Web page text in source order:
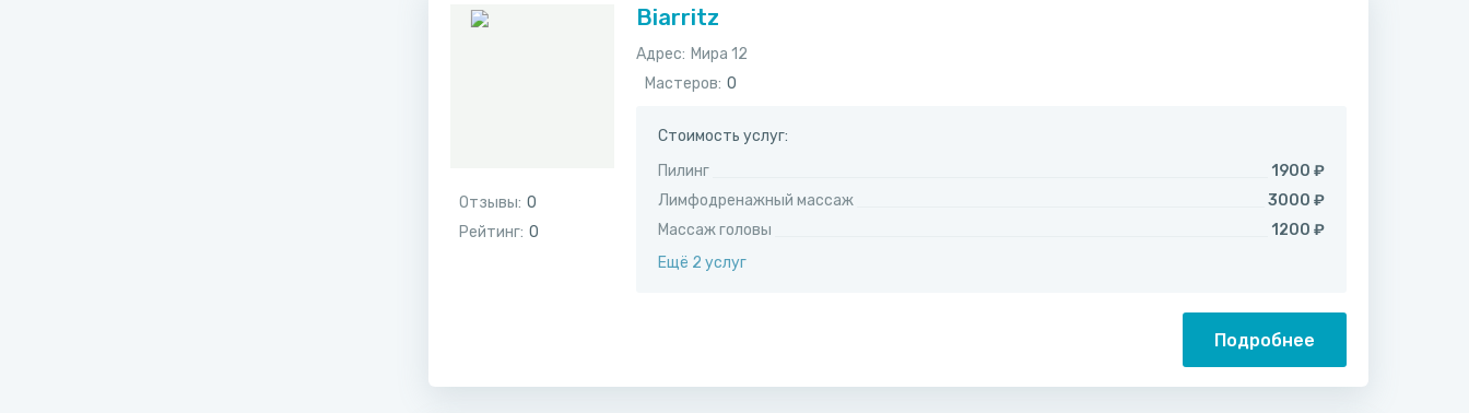
Отзывы: 0
Рейтинг: 0
Biarritz
Адрес: ​Мира 12
Мастеров: 0
Стоимость услуг:
Пилинг
1900 ₽
Лимфодренажный массаж
3000 ₽
Массаж головы
1200 ₽
Ещё 2 услуг
Подробнее